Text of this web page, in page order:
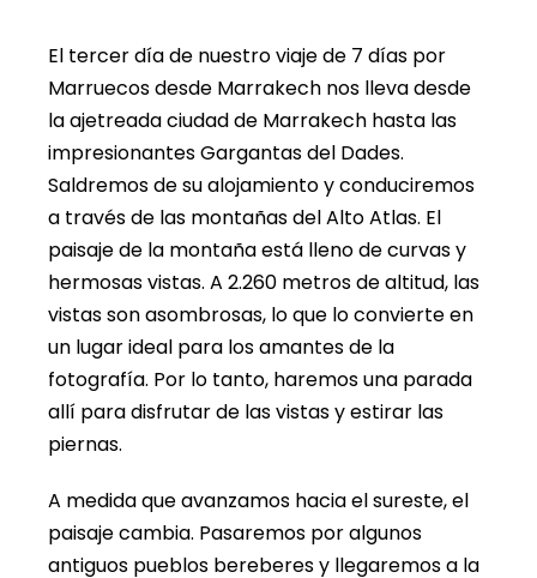
El tercer día de nuestro viaje de 7 días por
Marruecos desde Marrakech nos lleva desde
la ajetreada ciudad de Marrakech hasta las
impresionantes Gargantas del Dades.
Saldremos de su alojamiento y conduciremos
a través de las montañas del Alto Atlas. El
paisaje de la montaña está lleno de curvas y
hermosas vistas. A 2.260 metros de altitud, las
vistas son asombrosas, lo que lo convierte en
un lugar ideal para los amantes de la
fotografía. Por lo tanto, haremos una parada
allí para disfrutar de las vistas y estirar las
piernas.
A medida que avanzamos hacia el sureste, el
paisaje cambia. Pasaremos por algunos
antiguos pueblos bereberes y llegaremos a la